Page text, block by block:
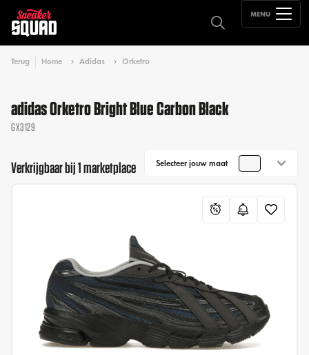
MENU
Terug Home Adidas Orketro
adidas Orketro Bright Blue Carbon Black
GX3129
Verkrijgbaar bij 1 marketplace Selecteer jouw maat